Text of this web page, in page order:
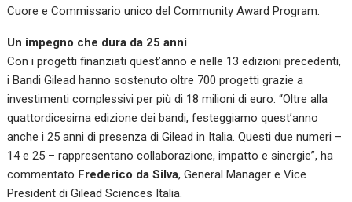
Cuore e Commissario unico del Community Award Program.
Un impegno che dura da 25 anni
Con i progetti finanziati quest’anno e nelle 13 edizioni precedenti,
i Bandi Gilead hanno sostenuto oltre 700 progetti grazie a
investimenti complessivi per più di 18 milioni di euro.“Oltre alla
quattordicesima edizione dei bandi, festeggiamo quest’anno
anche i 25 anni di presenza di Gilead in Italia. Questi due numeri –
14 e 25 – rappresentano collaborazione, impatto e sinergie”, ha
commentato Frederico da Silva, General Manager e Vice
President di Gilead Sciences Italia.